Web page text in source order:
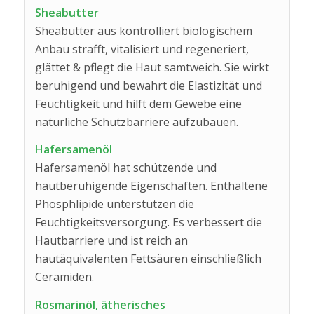
Sheabutter
Sheabutter aus kontrolliert biologischem
Anbau strafft, vitalisiert und regeneriert,
glättet & pflegt die Haut samtweich. Sie wirkt
beruhigend und bewahrt die Elastizität und
Feuchtigkeit und hilft dem Gewebe eine
natürliche Schutzbarriere aufzubauen.
Hafersamenöl
Hafersamenöl hat schützende und
hautberuhigende Eigenschaften. Enthaltene
Phosphlipide unterstützen die
Feuchtigkeitsversorgung. Es verbessert die
Hautbarriere und ist reich an
hautäquivalenten Fettsäuren einschließlich
Ceramiden.
Rosmarinöl, ätherisches